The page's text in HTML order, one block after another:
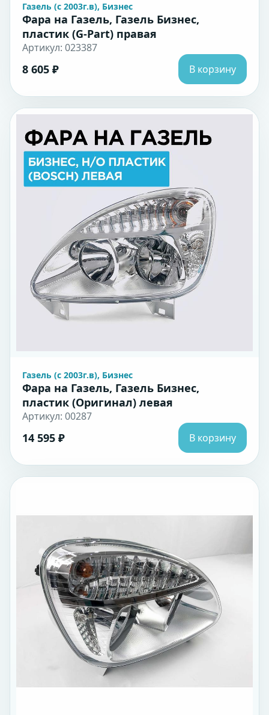
Газель (с 2003г.в), Бизнес
Фара на Газель, Газель Бизнес,
пластик (G-Part) правая
Артикул: 023387
8 605 ₽ В корзину
Газель (с 2003г.в), Бизнес
Фара на Газель, Газель Бизнес,
пластик (Оригинал) левая
Артикул: 00287
14 595 ₽ В корзину